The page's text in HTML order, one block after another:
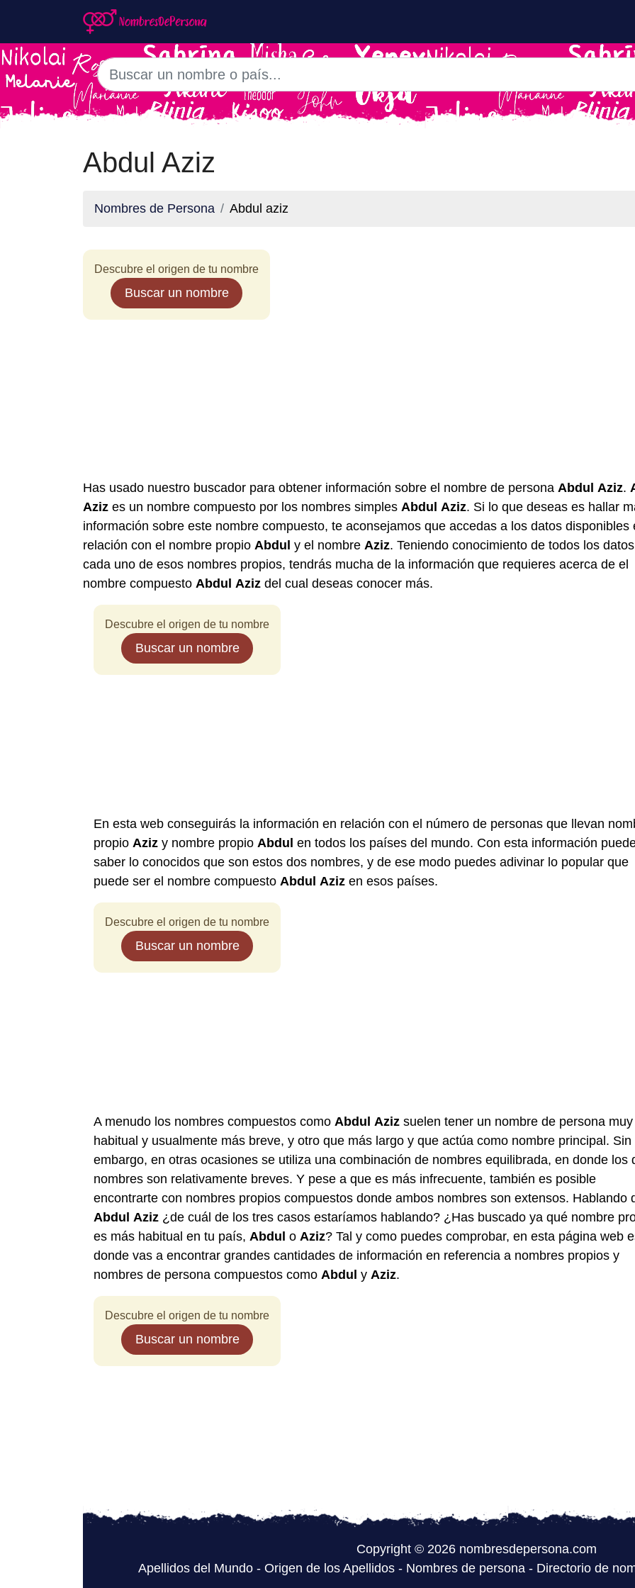
Abdul Aziz
Nombres de Persona Abdul aziz
Descubre el origen de tu nombre
Buscar un nombre
Has usado nuestro buscador para obtener información sobre el nombre de persona Abdul Aziz.
Aziz es un nombre compuesto por los nombres simples Abdul Aziz. Si lo que deseas es hallar
información sobre este nombre compuesto, te aconsejamos que accedas a los datos disponibles
relación con el nombre propio Abdul y el nombre Aziz. Teniendo conocimiento de todos los
cada uno de esos nombres propios, tendrás mucha de la información que requieres acerca de el
nombre compuesto Abdul Aziz del cual deseas conocer más.
Descubre el origen de tu nombre
Buscar un nombre
En esta web conseguirás la información en relación con el número de personas que llevan
propio Aziz y nombre propio Abdul en todos los países del mundo. Con esta información
saber lo conocidos que son estos dos nombres, y de ese modo puedes adivinar lo popular que
puede ser el nombre compuesto Abdul Aziz en esos países.
Descubre el origen de tu nombre
Buscar un nombre
A menudo los nombres compuestos como Abdul Aziz suelen tener un nombre de persona muy
habitual y usualmente más breve, y otro que más largo y que actúa como nombre principal. Sin
embargo, en otras ocasiones se utiliza una combinación de nombres equilibrada, en donde los
nombres son relativamente breves. Y pese a que es más infrecuente, también es posible
encontrarte con nombres propios compuestos donde ambos nombres son extensos. Hablando
Abdul Aziz ¿de cuál de los tres casos estaríamos hablando? ¿Has buscado ya qué nombre
es más habitual en tu país, Abdul o Aziz? Tal y como puedes comprobar, en esta página web
donde vas a encontrar grandes cantidades de información en referencia a nombres propios y
nombres de persona compuestos como Abdul y Aziz.
Descubre el origen de tu nombre
Buscar un nombre
Copyright © 2026 nombresdepersona.com
Apellidos del Mundo- Origen de los Apellidos- Nombres de persona- Directorio de